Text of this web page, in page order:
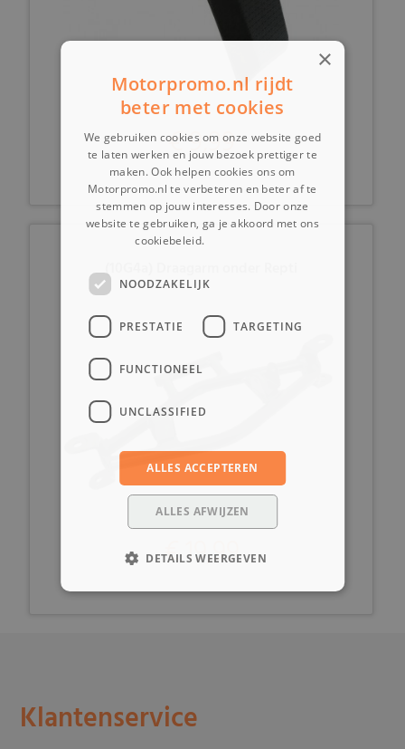
€ 9,99
(10G4a) Draagarm onder Repti
€ 19,99
Klantenservice
×
Motorpromo.nl rijdt
beter met cookies
We gebruiken cookies om onze website goed
te laten werken en jouw bezoek prettiger te
maken. Ook helpen cookies ons om
Motorpromo.nl te verbeteren en beter af te
stemmen op jouw interesses. Door onze
website te gebruiken, ga je akkoord met ons
cookiebeleid.
NOODZAKELIJK
PRESTATIE TARGETING
FUNCTIONEEL
UNCLASSIFIED
ALLES ACCEPTEREN
ALLES AFWIJZEN
DETAILS WEERGEVEN